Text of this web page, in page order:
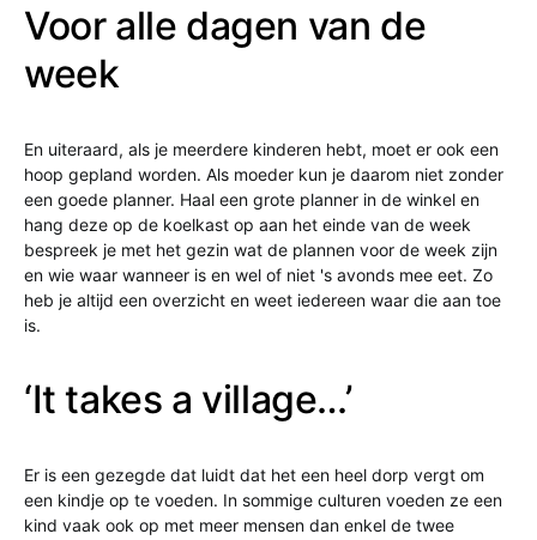
Voor alle dagen van de
week
En uiteraard, als je meerdere kinderen hebt, moet er ook een
hoop gepland worden. Als moeder kun je daarom niet zonder
een goede planner. Haal een grote planner in de winkel en
hang deze op de koelkast op aan het einde van de week
bespreek je met het gezin wat de plannen voor de week zijn
en wie waar wanneer is en wel of niet 's avonds mee eet. Zo
heb je altijd een overzicht en weet iedereen waar die aan toe
is.
‘It takes a village…’
Er is een gezegde dat luidt dat het een heel dorp vergt om
een kindje op te voeden. In sommige culturen voeden ze een
kind vaak ook op met meer mensen dan enkel de twee